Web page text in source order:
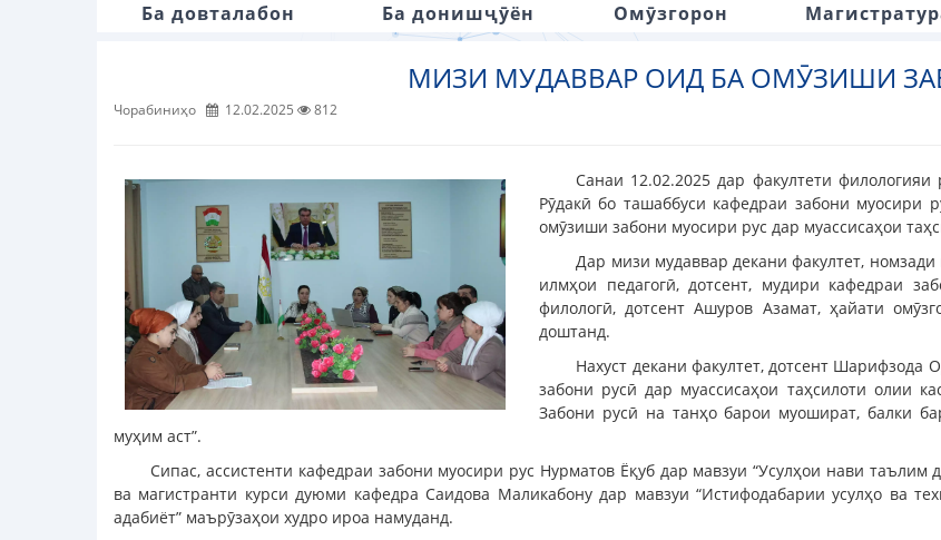
Ба довталабон Ба донишҷӯён Омӯзгорон
МИЗИ МУДАВВАР ОИД БА ОМӮЗИШИ
Чорабиниҳо 12.02.2025 812
Санаи 12.02.2025 дар факултети
Рӯдакӣ бо ташаббуси кафедраи забони муосири
омӯзиши забони муосири рус дар муассисаҳои
Дар мизи мудаввар декани факултет,
илмҳои педагогӣ, дотсент, мудири кафедраи
филологӣ, дотсент Ашуров Азамат, ҳайати
доштанд.
Нахуст декани факултет, дотсент
забони русӣ дар муассисаҳои таҳсилоти олии
Забони русӣ на танҳо барои муошират, балки
муҳим аст”.
Сипас, ассистенти кафедраи забони муосири рус Нурматов Ёқуб дар мавзуи “Усулҳои нави
ва магистранти курси дуюми кафедра Саидова Маликабону дар мавзуи “Истифодабарии усулҳо ва
адабиёт” маърӯзаҳои худро ироа намуданд.